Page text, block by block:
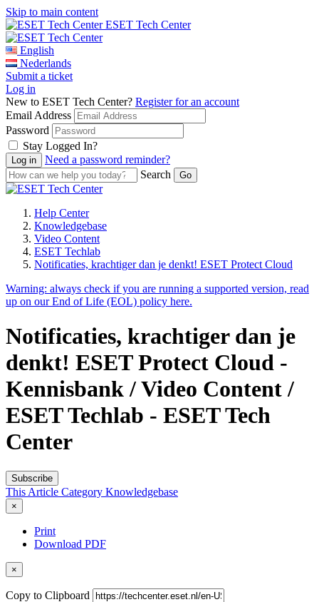
Skip to main content
ESET Tech Center
English
Nederlands
Submit a ticket
Log in
New to ESET Tech Center? Register for an account
Email Address
Password
Stay Logged In?
Need a password reminder?
Search
Help Center
Knowledgebase
Video Content
ESET Techlab
Notificaties, krachtiger dan je denkt! ESET Protect Cloud
Warning: always check if you are running a supported version, read
up on our End of Life (EOL) policy here.
Notificaties, krachtiger dan je
denkt! ESET Protect Cloud -
Kennisbank / Video Content /
ESET Techlab - ESET Tech
Center
Subscribe
This Article Category Knowledgebase
×
Print
Download PDF
×
Copy to Clipboard